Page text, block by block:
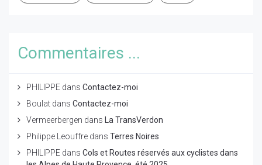
Commentaires ...
PHILIPPE dans Contactez-moi
Boulat dans Contactez-moi
Vermeerbergen dans La TransVerdon
Philippe Leouffre dans Terres Noires
PHILIPPE dans Cols et Routes réservés aux cyclistes dans